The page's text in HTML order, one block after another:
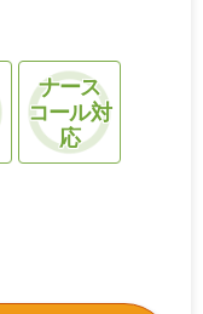
ナース
コール対
応